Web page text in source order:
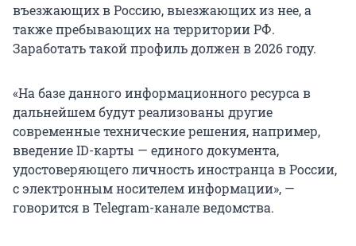
въезжающих в Россию, выезжающих из нее, а
также пребывающих на территории РФ.
Заработать такой профиль должен в 2026 году.
«На базе данного информационного ресурса в
дальнейшем будут реализованы другие
современные технические решения, например,
введение ID-карты — единого документа,
удостоверяющего личность иностранца в России,
с электронным носителем информации», —
говорится в Telegram-канале ведомства.